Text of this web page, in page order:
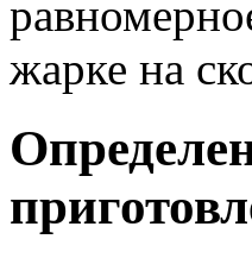
жарке на